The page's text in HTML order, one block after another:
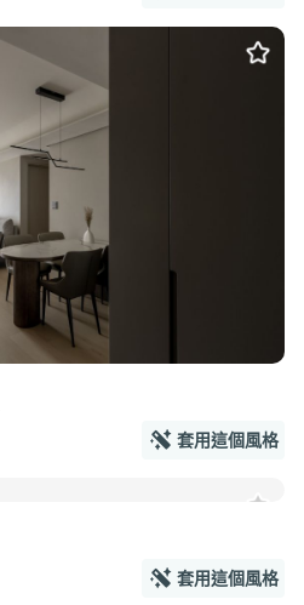
套用這個風格
套用這個風格